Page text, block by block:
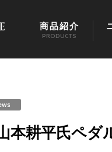
商品紹介
PRODUCTS
本耕平氏ペダ